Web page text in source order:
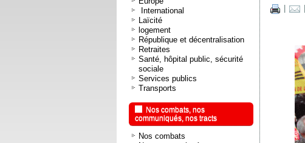
International
Laïcité
logement
République et décentralisation
Retraites
Santé, hôpital public, sécurité
sociale
Services publics
Transports
Nos combats, nos
communiqués, nos tracts
Nos combats